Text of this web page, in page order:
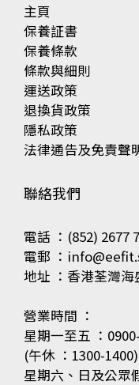
主頁
保養証書
保養條款
條款與細則
運送政策
退換貨政策
隱私政策
法律通告及免責聲
聯絡我們
電話 ：(852) 2677
電郵 ：
地址 ：香港荃灣海
營業時間 ：
星期一至五 ：
(午休 ：1300-1400)
星期六、日及公眾